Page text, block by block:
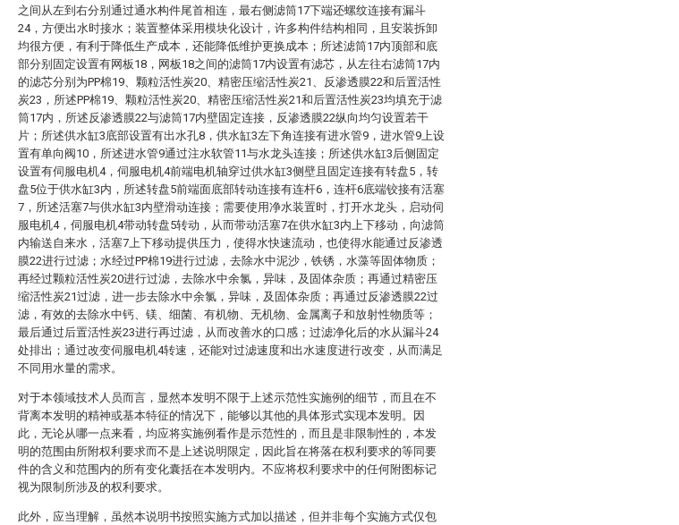
之间从左到右分别通过通水构件尾首相连，最右侧滤筒17下端还螺纹连接有漏斗
24，方便出水时接水；装置整体采用模块化设计，许多构件结构相同，且安装拆卸
均很方便，有利于降低生产成本，还能降低维护更换成本；所述滤筒17内顶部和底
部分别固定设置有网板18，网板18之间的滤筒17内设置有滤芯，从左往右滤筒17内
的滤芯分别为PP棉19、颗粒活性炭20、精密压缩活性炭21、反渗透膜22和后置活性
炭23，所述PP棉19、颗粒活性炭20、精密压缩活性炭21和后置活性炭23均填充于滤
筒17内，所述反渗透膜22与滤筒17内壁固定连接，反渗透膜22纵向均匀设置若干
片；所述供水缸3底部设置有出水孔8，供水缸3左下角连接有进水管9，进水管9上设
置有单向阀10，所述进水管9通过注水软管11与水龙头连接；所述供水缸3后侧固定
设置有伺服电机4，伺服电机4前端电机轴穿过供水缸3侧壁且固定连接有转盘5，转
盘5位于供水缸3内，所述转盘5前端面底部转动连接有连杆6，连杆6底端铰接有活塞
7，所述活塞7与供水缸3内壁滑动连接；需要使用净水装置时，打开水龙头，启动伺
服电机4，伺服电机4带动转盘5转动，从而带动活塞7在供水缸3内上下移动，向滤筒
内输送自来水，活塞7上下移动提供压力，使得水快速流动，也使得水能通过反渗透
膜22进行过滤；水经过PP棉19进行过滤，去除水中泥沙，铁锈，水藻等固体物质；
再经过颗粒活性炭20进行过滤，去除水中余氯，异味，及固体杂质；再通过精密压
缩活性炭21过滤，进一步去除水中余氯，异味，及固体杂质；再通过反渗透膜22过
滤，有效的去除水中钙、镁、细菌、有机物、无机物、金属离子和放射性物质等；
最后通过后置活性炭23进行再过滤，从而改善水的口感；过滤净化后的水从漏斗24
处排出；通过改变伺服电机4转速，还能对过滤速度和出水速度进行改变，从而满足
不同用水量的需求。
对于本领域技术人员而言，显然本发明不限于上述示范性实施例的细节，而且在不
背离本发明的精神或基本特征的情况下，能够以其他的具体形式实现本发明。因
此，无论从哪一点来看，均应将实施例看作是示范性的，而且是非限制性的，本发
明的范围由所附权利要求而不是上述说明限定，因此旨在将落在权利要求的等同要
件的含义和范围内的所有变化囊括在本发明内。不应将权利要求中的任何附图标记
视为限制所涉及的权利要求。
此外，应当理解，虽然本说明书按照实施方式加以描述，但并非每个实施方式仅包